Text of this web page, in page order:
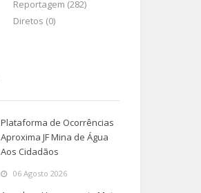
Reportagem (282)
Diretos (0)
Plataforma de Ocorrências
Aproxima JF Mina de Água
Aos Cidadãos
06 Agosto 2026